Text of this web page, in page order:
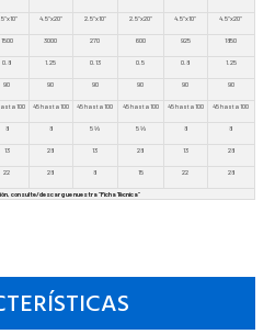
4.5"x20" 2.5"x10" 2.5"x20" 4.5"x10" 4.5"x20"
1500 3000 270 600 925 1850
0.8 1.25 0.13 0.5 0.8 1.25
90 90 90 90 90 90
100 45 hasta 100 45 hasta 100 45 hasta 100 45 hasta 100 45 hasta 100
8 8 5⅓ 5⅓ 8 8
13 28 13 28 13 28
22 28 8 15 22 28
consulte/descargue nuestra "Ficha Técnica"